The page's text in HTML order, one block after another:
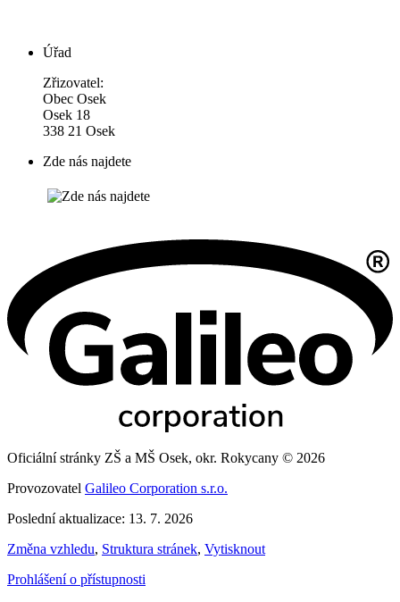
Úřad
Zřizovatel:
Obec Osek
Osek 18
338 21 Osek
Zde nás najdete
Oficiální stránky ZŠ a MŠ Osek, okr. Rokycany © 2026
Provozovatel Galileo Corporation s.r.o.
Poslední aktualizace: 13. 7. 2026
Změna vzhledu, Struktura stránek, Vytisknout
Prohlášení o přístupnosti